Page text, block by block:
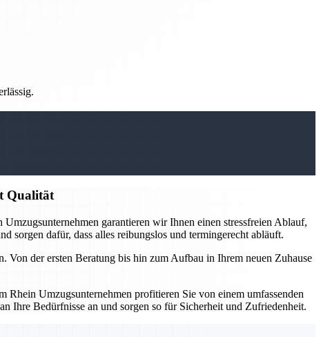
Qualität
garantieren wir Ihnen einen stressfreien Ablauf,
sorgen dafür, dass alles reibungslos und termingerecht abläuft.
Von der ersten Beratung bis hin zum Aufbau in Ihrem neuen Zuhause
Umzugsunternehmen profitieren Sie von einem umfassenden
Ihre Bedürfnisse an und sorgen so für Sicherheit und Zufriedenheit.